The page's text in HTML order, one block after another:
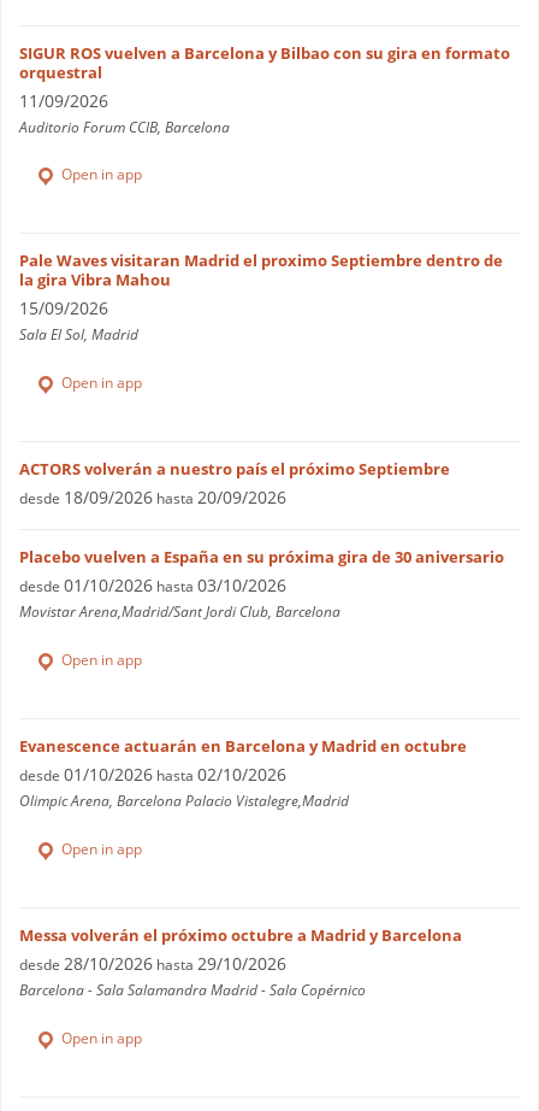
SIGUR ROS vuelven a Barcelona y Bilbao con su gira en formato
orquestral
11/09/2026
Auditorio Forum CCIB, Barcelona
Open in app
Pale Waves visitaran Madrid el proximo Septiembre dentro de
la gira Vibra Mahou
15/09/2026
Sala El Sol, Madrid
Open in app
ACTORS volverán a nuestro país el próximo Septiembre
desde 18/09/2026 hasta 20/09/2026
Placebo vuelven a España en su próxima gira de 30 aniversario
desde 01/10/2026 hasta 03/10/2026
Movistar Arena,Madrid/Sant Jordi Club, Barcelona
Open in app
Evanescence actuarán en Barcelona y Madrid en octubre
desde 01/10/2026 hasta 02/10/2026
Olimpic Arena, Barcelona Palacio Vistalegre,Madrid
Open in app
Messa volverán el próximo octubre a Madrid y Barcelona
desde 28/10/2026 hasta 29/10/2026
Barcelona - Sala Salamandra Madrid - Sala Copérnico
Open in app